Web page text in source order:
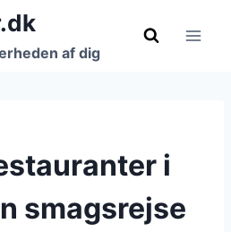
af dig
i
smagsrejse